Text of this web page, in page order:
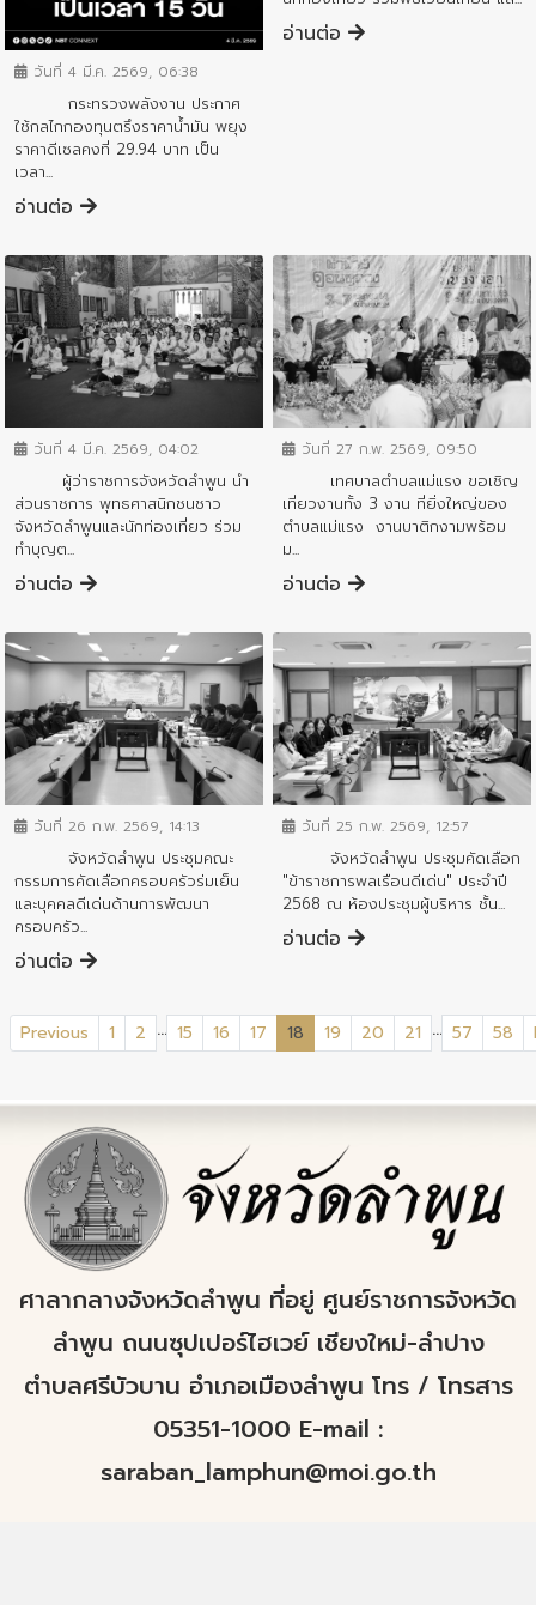
ข่าวประชาสัมพันธ์
วันที่ 4 มี.ค. 2569, 06:38
กระทรวงพลังงาน ประกาศ
ใช้กลไกกองทุนตรึงราคาน้ำมัน พยุง
ราคาดีเซลคงที่ 29.94 บาท เป็น
เวลา...
อ่านต่อ
อ่านต่อ
ข่าวประชาสัมพันธ์
วันที่ 4 มี.ค. 2569, 04:02
ผู้ว่าราชการจังหวัดลำพูน นำ
ส่วนราชการ พุทธศาสนิกชนชาว
จังหวัดลำพูนและนักท่องเที่ยว ร่วม
ทำบุญต...
อ่านต่อ
ข่าวประชาสัมพันธ์
วันที่ 27 ก.พ. 2569, 09:50
เทศบาลตำบลแม่แรง ขอเชิญ
เที่ยวงานทั้ง 3 งาน ที่ยิ่งใหญ่ของ
ตำบลแม่แรง งานบาติกงามพร้อม
ม...
อ่านต่อ
ข่าวประชาสัมพันธ์
วันที่ 26 ก.พ. 2569, 14:13
จังหวัดลำพูน ประชุมคณะ
กรรมการคัดเลือกครอบครัวร่มเย็น
และบุคคลดีเด่นด้านการพัฒนา
ครอบครัว...
อ่านต่อ
ข่าวประชาสัมพันธ์
วันที่ 25 ก.พ. 2569, 12:57
จังหวัดลำพูน ประชุมคัดเลือก
"ข้าราชการพลเรือนดีเด่น" ประจำปี
2568 ณ ห้องประชุมผู้บริหาร ชั้น...
อ่านต่อ
Previous 1 2 ... 15 16 17 18 (current)
19 20 21 ... 57 58
ศาลากลางจังหวัดลำพูน ที่อยู่ ศูนย์ราชการจังหวัด
ลำพูน ถนนซุปเปอร์ไฮเวย์ เชียงใหม่-ลำปาง
ตำบลศรีบัวบาน อำเภอเมืองลำพูน โทร / โทรสาร
05351-1000 E-mail :
saraban_lamphun@moi.go.th